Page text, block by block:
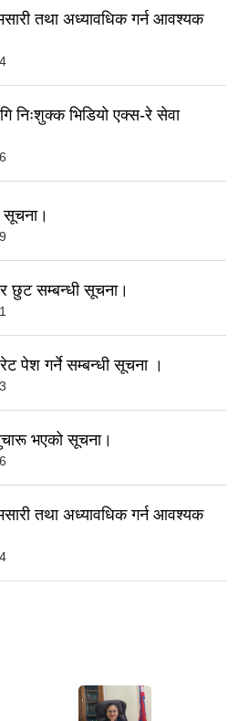
तथा अध्यावधिक गर्न आवश्यक
निःशुक्क भिडियो एक्स-रे सेवा
सूचना।
छुट सम्बन्धी सूचना।
पेश गर्ने सम्बन्धी सूचना ।
भएको सूचना।
तथा अध्यावधिक गर्न आवश्यक